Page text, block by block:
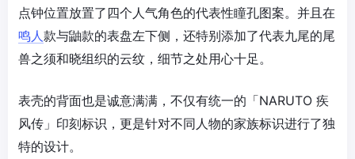
点钟位置放置了四个人气角色的代表性瞳孔图案。并且在
鸣人 款与鼬款的表盘左下侧，还特别添加了代表九尾的尾
兽之须和晓组织的云纹，细节之处用心十足。
表壳的背面也是诚意满满，不仅有统一的「NARUTO 疾
风传」印刻标识，更是针对不同人物的家族标识进行了独
特的设计。